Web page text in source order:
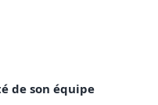
de son équipe